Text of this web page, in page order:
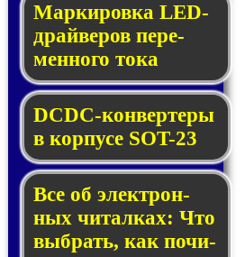
Маркировка LED-
драй­ве­ров пе­ре­
мен­но­го то­ка
DCDC-кон­вер­те­ры
в кор­пу­се SOT-23
Все об элек­трон­
ных чи­тал­ках: Что
выб­рать, как по­чи­